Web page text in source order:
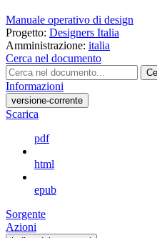
Manuale operativo di design
Progetto: Designers Italia
Amministrazione: italia
Cerca nel documento
Informazioni
versione-corrente
Scarica
pdf
html
epub
Sorgente
Azioni